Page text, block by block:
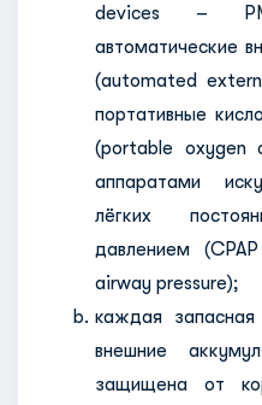
devices –
автоматические
(automated
портативные
(portable oxygen
аппаратами
лёгких
давлением
airway pressure);
каждая
внешние
защищена от